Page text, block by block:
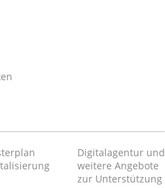
Digitalagentur und
weitere Angebote
zur Unterstützung